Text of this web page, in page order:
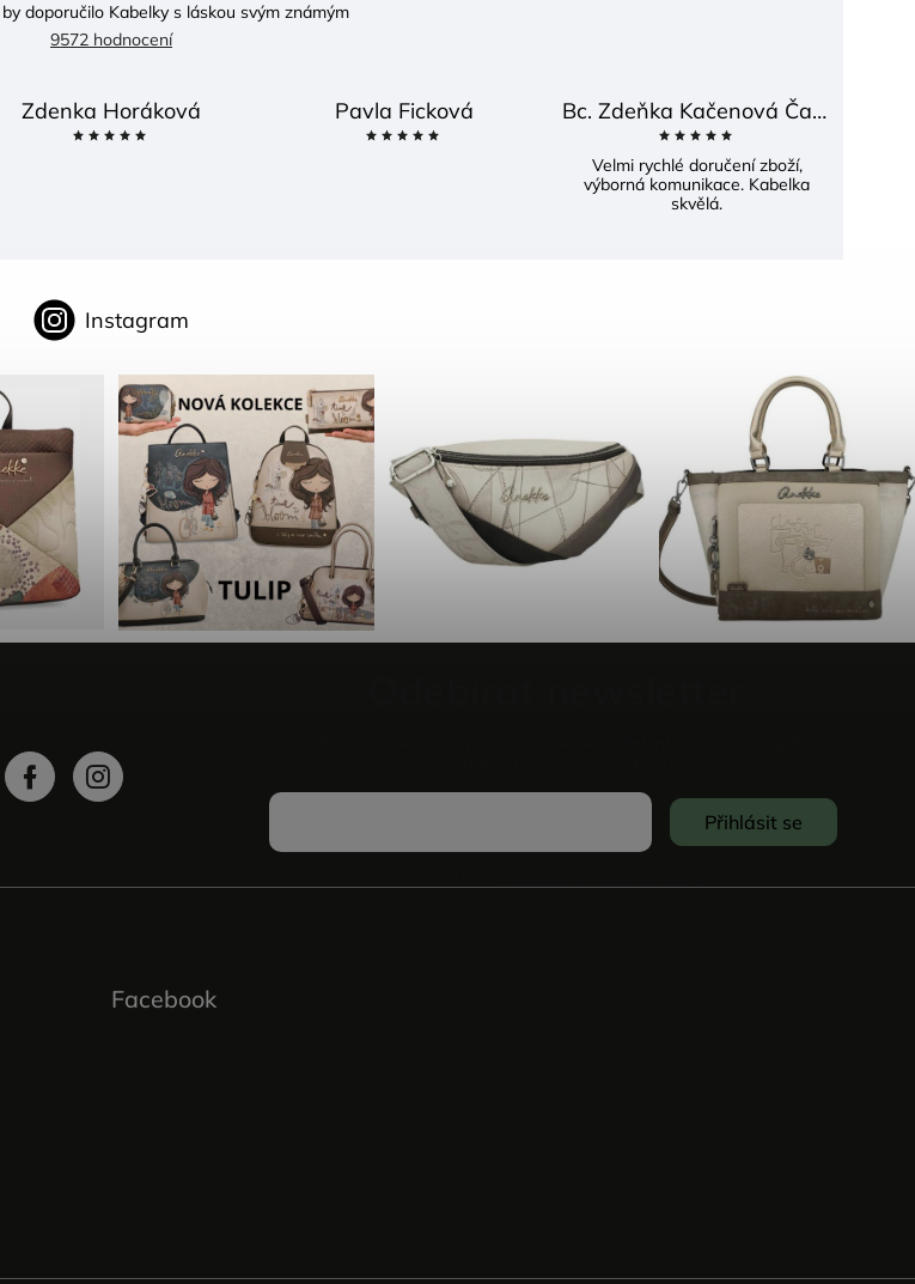
doporučilo Kabelky s láskou svým známým
9572 hodnocení
Zdenka Horáková Pavla Ficková Bc. Zdeňka Kačenová Častová
Velmi rychlé doručení zboží,
výborná komunikace. Kabelka
skvělá.
Instagram
Přihlásit se
Facebook